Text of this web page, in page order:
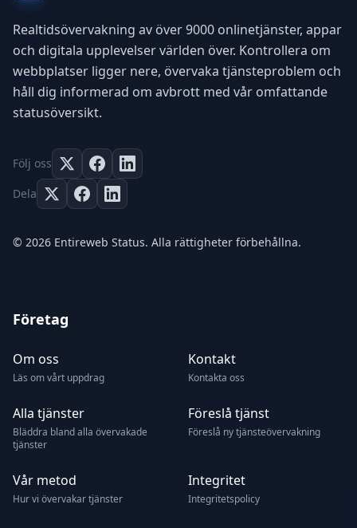
Realtidsövervakning av över 9000 onlinetjänster, appar
och digitala upplevelser världen över. Kontrollera om
webbplatser ligger nere, övervaka tjänsteproblem och
håll dig informerad om avbrott med vår omfattande
statusöversikt.
Följ oss
Dela
© 2026 Entireweb Status. Alla rättigheter förbehållna.
Företag
Om oss
Läs om vårt uppdrag
Kontakt
Kontakta oss
Alla tjänster
Bläddra bland alla övervakade
tjänster
Föreslå tjänst
Föreslå ny tjänsteövervakning
Vår metod
Hur vi övervakar tjänster
Integritet
Integritetspolicy